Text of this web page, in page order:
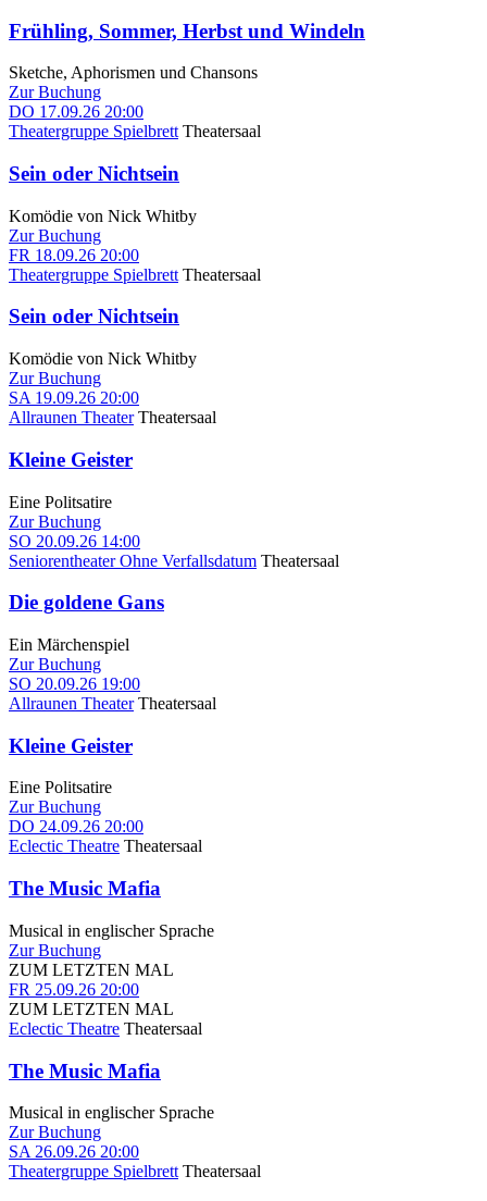
Frühling, Sommer, Herbst und Windeln
Sketche, Aphorismen und Chansons
Zur Buchung
DO 17.09.26 20:00
Theatergruppe Spielbrett Theatersaal
Sein oder Nichtsein
Komödie von Nick Whitby
Zur Buchung
FR 18.09.26 20:00
Theatergruppe Spielbrett Theatersaal
Sein oder Nichtsein
Komödie von Nick Whitby
Zur Buchung
SA 19.09.26 20:00
Allraunen Theater Theatersaal
Kleine Geister
Eine Politsatire
Zur Buchung
SO 20.09.26 14:00
Seniorentheater Ohne Verfallsdatum Theatersaal
Die goldene Gans
Ein Märchenspiel
Zur Buchung
SO 20.09.26 19:00
Allraunen Theater Theatersaal
Kleine Geister
Eine Politsatire
Zur Buchung
DO 24.09.26 20:00
Eclectic Theatre Theatersaal
The Music Mafia
Musical in englischer Sprache
Zur Buchung
ZUM LETZTEN MAL
FR 25.09.26 20:00
ZUM LETZTEN MAL
Eclectic Theatre Theatersaal
The Music Mafia
Musical in englischer Sprache
Zur Buchung
SA 26.09.26 20:00
Theatergruppe Spielbrett Theatersaal